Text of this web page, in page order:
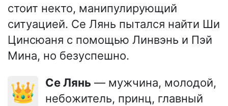
стоит некто, манипулирующий
ситуацией. Се Лянь пытался найти Ши
Цинсюаня с помощью Линвэнь и Пэй
Мина, но безуспешно.
👑 Се Лянь — мужчина, молодой,
небожитель, принц, главный